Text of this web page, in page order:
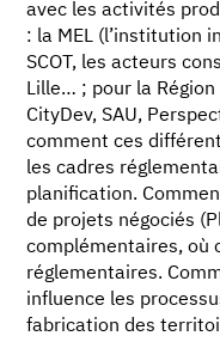
avec les activités
: la MEL (l’institution
SCOT, les acteurs
Lille… ; pour la
CityDev, SAU,
comment ces
les cadres
planification.
de projets négociés
complémentaires, où
réglementaires.
influence les
fabrication des